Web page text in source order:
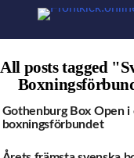
All posts tagged
Gothenburg Box Open i
boxningsförbundet